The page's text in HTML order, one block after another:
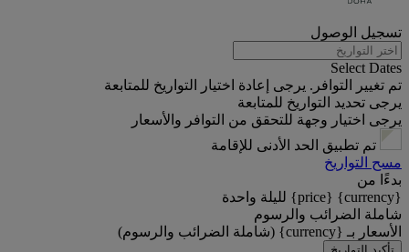
تسجيل الوصول
Select Dates
تم تغيير التوافر. يرجى إعادة اختيار التواريخ للمتابعة
يرجى تحديد التواريخ للمتابعة
يرجى اختيار وجهة للتحقق من التوافر والأسعار
تم تطبيق الحد الأدنى للإقامة
مسح التواريخ
بدءًا من
{currency} {price} لليلة واحدة
شاملة الضرائب والرسوم
الأسعار بـ {currency} (شاملة الضرائب والرسوم)